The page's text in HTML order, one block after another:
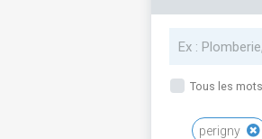
Tous les mots
perigny